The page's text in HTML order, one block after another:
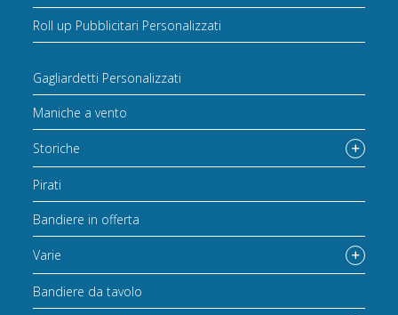
Roll up Pubblicitari Personalizzati
Gagliardetti Personalizzati
Maniche a vento
Storiche
Pirati
Bandiere in offerta
Varie
Bandiere da tavolo